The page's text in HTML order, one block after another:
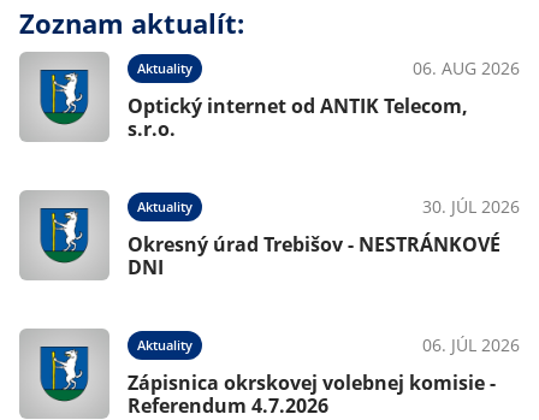
Zoznam aktualít:
Aktuality 06. AUG 2026
Optický internet od ANTIK Telecom,
s.r.o.
Aktuality 30. JÚL 2026
Okresný úrad Trebišov - NESTRÁNKOVÉ
DNI
Aktuality 06. JÚL 2026
Zápisnica okrskovej volebnej komisie -
Referendum 4.7.2026